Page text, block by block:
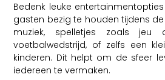
Bedenk leuke
gasten bezig te houden tijdens
muziek, spelletjes zoals
voetbalwedstrijd, of zelfs een
kinderen. Dit helpt om de sfeer
iedereen te vermaken.